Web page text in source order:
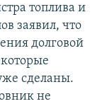
топлива и
заявил, что
долговой
сделаны.
не